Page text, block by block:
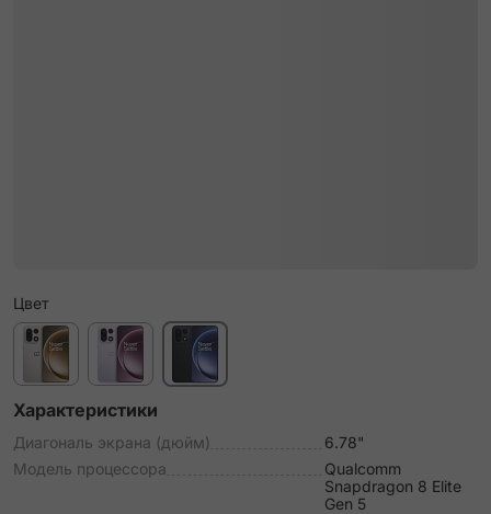
Цвет
Характеристики
Диагональ экрана (дюйм)
6.78"
Модель процессора
Qualcomm
Snapdragon 8 Elite
Gen 5